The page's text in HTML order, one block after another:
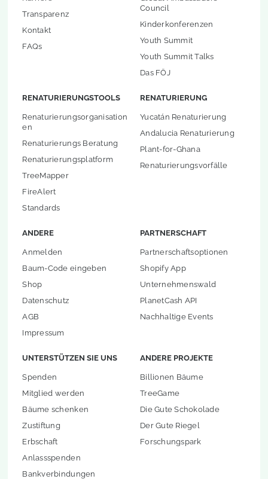
Transparenz
Kontakt
FAQs
Council
Kinderkonferenzen
Youth Summit
Youth Summit Talks
Das FÖJ
RENATURIERUNGSTOOLS
Renaturierungsorganisation
en
Renaturierungs Beratung
Renaturierungsplatform
TreeMapper
FireAlert
Standards
RENATURIERUNG
Yucatán Renaturierung
Andalucia Renaturierung
Plant-for-Ghana
Renaturierungsvorfälle
ANDERE
Anmelden
Baum-Code eingeben
Shop
Datenschutz
AGB
Impressum
PARTNERSCHAFT
Partnerschaftsoptionen
Shopify App
Unternehmenswald
PlanetCash API
Nachhaltige Events
UNTERSTÜTZEN SIE UNS
Spenden
Mitglied werden
Bäume schenken
Zustiftung
Erbschaft
Anlassspenden
Bankverbindungen
ANDERE PROJEKTE
Billionen Bäume
TreeGame
Die Gute Schokolade
Der Gute Riegel
Forschungspark